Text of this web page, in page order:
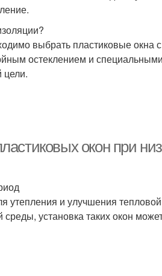
выбрать пластиковые окна
остеклением и
окон при
и улучшения
установка таких окон